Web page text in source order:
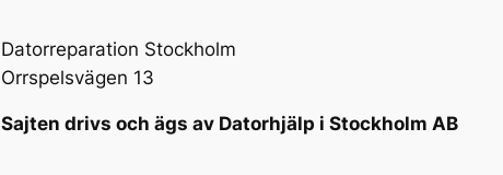
Datorreparation Stockholm
Orrspelsvägen 13
Sajten drivs och ägs av Datorhjälp i Stockholm AB